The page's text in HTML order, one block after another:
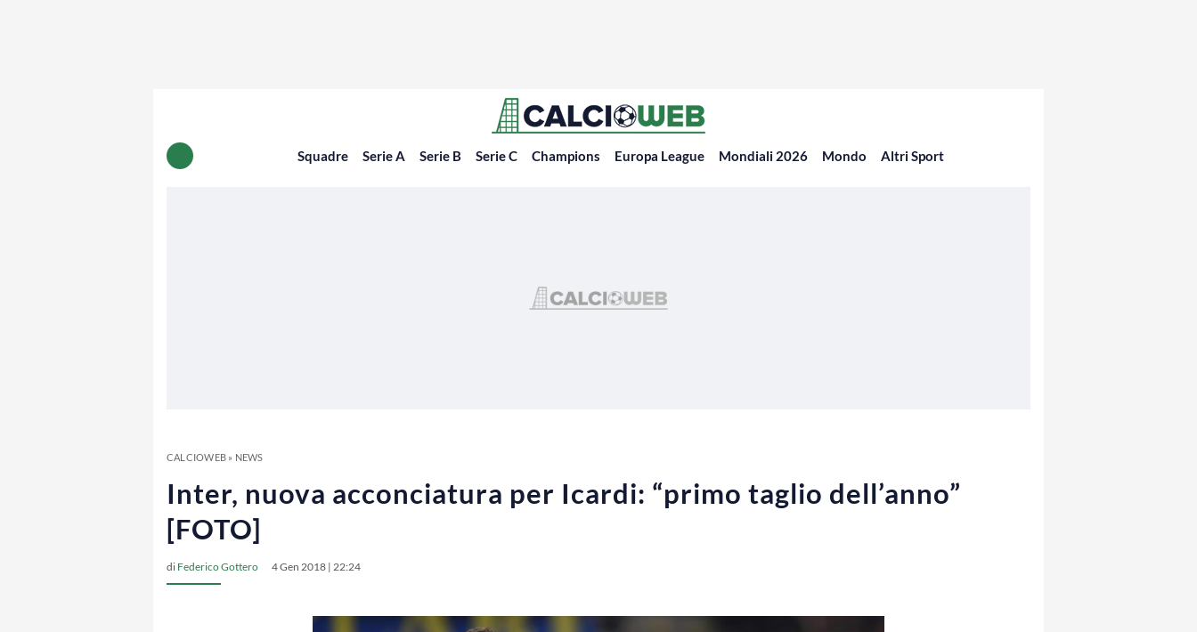
Squadre Serie A Serie B Serie C Champions Europa League Mondiali 2026 Mondo Altri Sport
CALCIOWEB» NEWS
Inter, nuova acconciatura per Icardi: “primo taglio dell’anno”
[FOTO]
di Federico Gottero 4 Gen 2018 | 22:24